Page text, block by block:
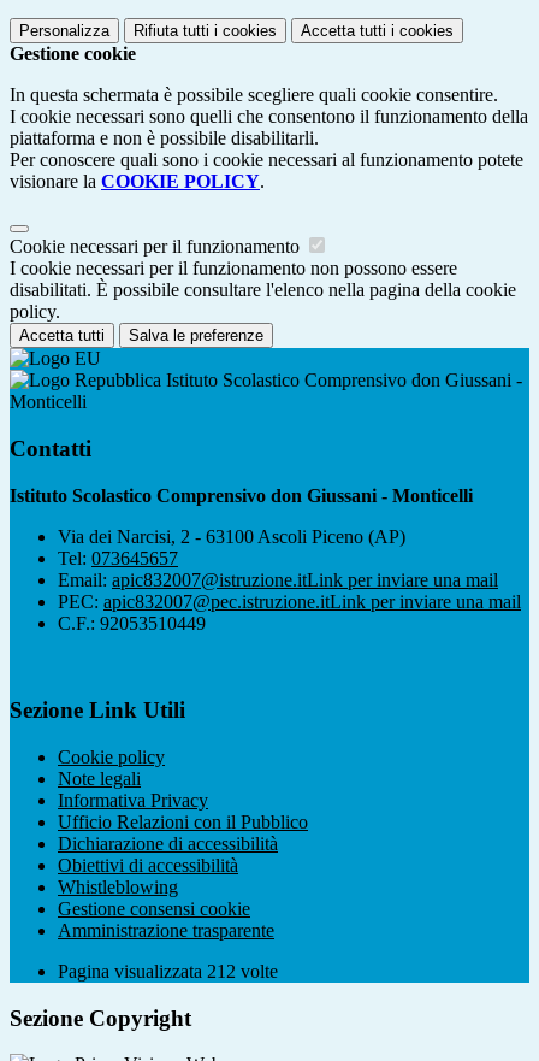
Personalizza Rifiuta tutti i cookies Accetta tutti i cookies
Gestione cookie
In questa schermata è possibile scegliere quali cookie consentire.
I cookie necessari sono quelli che consentono il funzionamento della
piattaforma e non è possibile disabilitarli.
Per conoscere quali sono i cookie necessari al funzionamento potete
visionare la COOKIE POLICY.
Cookie necessari per il funzionamento
I cookie necessari per il funzionamento non possono essere
disabilitati. È possibile consultare l'elenco nella pagina della cookie
policy.
Accetta tutti Salva le preferenze
Istituto Scolastico Comprensivo don Giussani -
Monticelli
Contatti
Istituto Scolastico Comprensivo don Giussani - Monticelli
Via dei Narcisi, 2 - 63100 Ascoli Piceno (AP)
Tel: 073645657
Email: apic832007@istruzione.itLink per inviare una mail
PEC: apic832007@pec.istruzione.itLink per inviare una mail
C.F.: 92053510449
Sezione Link Utili
Cookie policy
Note legali
Informativa Privacy
Ufficio Relazioni con il Pubblico
Dichiarazione di accessibilità
Obiettivi di accessibilità
Whistleblowing
Gestione consensi cookie
Amministrazione trasparente
Pagina visualizzata 212 volte
Sezione Copyright